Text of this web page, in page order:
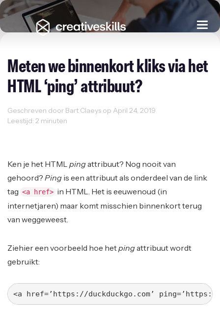
Meten we binnenkort kliks via het
HTML ‘ping’ attribuut?
Geschreven door Bart Claeys op April 24, 2019
Leestijd: 2 minuten
Ken je het HTML pingattribuut? Nog nooit van
gehoord? Ping is een attribuut als onderdeel van de link
tag <a href> in HTML. Het is eeuwenoud (in
internetjaren) maar komt misschien binnenkort terug
van weggeweest.
Ziehier een voorbeeld hoe hetpingattribuut wordt
gebruikt:
<a href=’https://duckduckgo.com’ ping=’https://